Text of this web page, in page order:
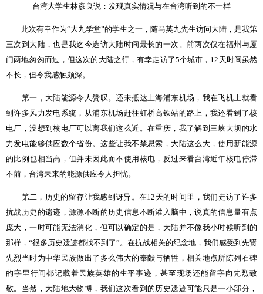
台湾大学生林彦良说 ：发现真实情况与在台湾听到的不一样
此次有幸作为“大九学堂”的学生之一，随马英九先生访问大陆，是我第
三次到大陆，也是我迄今造访大陆时间最长的一次。前两次仅在福州与厦
门两地匆匆而过，但这次的大陆之行，有幸走访了5个城市， 12 天时间虽然
不长，但令我感触颇深。
第一，大陆能源令人赞叹。还未抵达上海浦东机场，我在飞机上就看
到许多风力发电系统，从浦东机场赶往虹桥高铁站的路上，我还看到了核
电厂，没想到核电厂可以离我们这么近。在重庆，我了解到三峡大坝的水
力发电能够供应数个省份。 这些让我不禁思索，大陆这么大，使用新能源
的比例也相当高，但并未因此而不使用核电，反过来看台湾近年核电停滞
不前，台湾未来的能源供应令人担忧。
第二，历史的留存让我感到讶异。在12 天的时间里，我们走访了许多
抗战历史的遗迹，源源不断的历史信息不断灌入脑中，说真的信息量有点
庞大，一时可能无法消化，但可以确定的是，大陆并不像我小时候听到的
那样，“很多历史遗迹都找不到了”。 在抗战相关的纪念地，我们感受到先贤
先烈当时为中华民族做出了多么伟大的奉献与牺牲，相关地点所陈列石碑
的字里行间都记载着民族英雄的生平事迹，甚至现场还能留字向先烈致
敬。 当然，大陆地大物博，我们这次看到的历史遗迹可能只是一小部分，